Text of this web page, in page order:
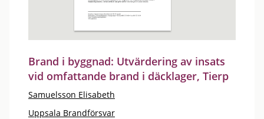
Brand i byggnad: Utvärdering av insats
vid omfattande brand i däcklager, Tierp
Samuelsson Elisabeth
Uppsala Brandförsvar